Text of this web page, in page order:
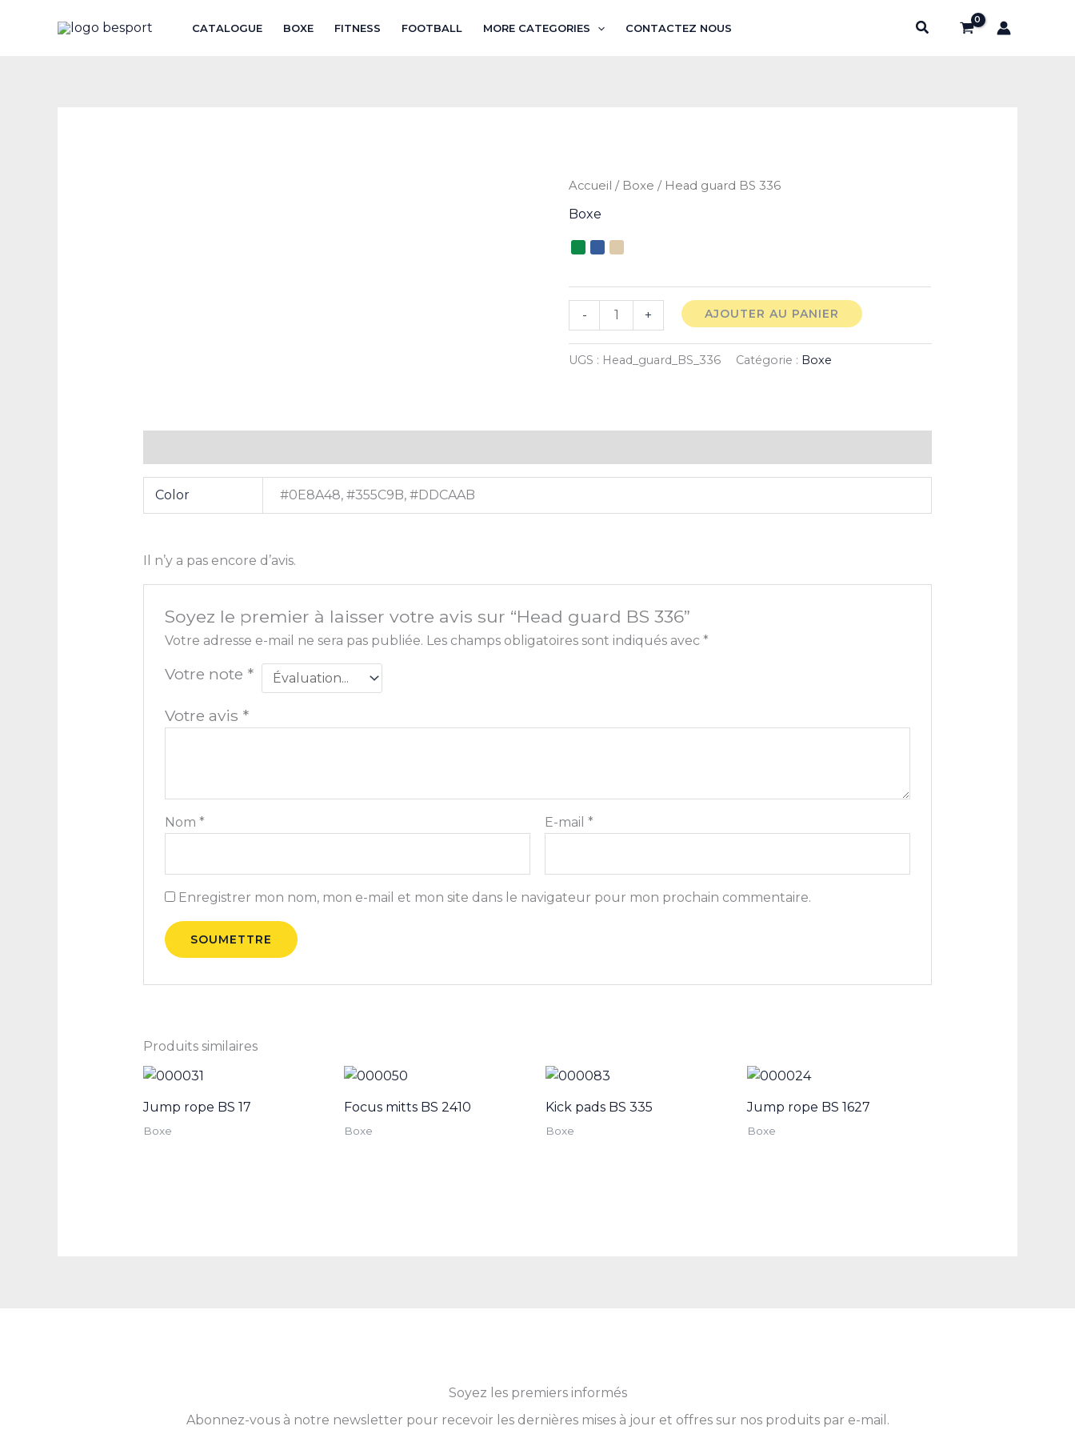
CATALOGUE BOXE FITNESS FOOTBALL MORE CATEGORIES CONTACTEZ NOUS Rechercher
Accueil / Boxe / Head guard BS 336
Boxe
-
quantité
de
336
+
AJOUTER AU PANIER
UGS : Head_guard_BS_336 Catégorie : Boxe
Color #0E8A48, #355C9B, #DDCAAB
Il n’y a pas encore d’avis.
Soyez le premier à laisser votre avis sur “Head guard BS 336”
Votre adresse e-mail ne sera pas publiée. Les champs obligatoires sont indiqués avec*
Votre note *
Votre avis *
Nom* E-mail*
Enregistrer mon nom, mon e-mail et mon site dans le navigateur pour mon prochain commentaire.
Produits similaires
Jump rope BS 17
Boxe
Focus mitts BS 2410
Boxe
Kick pads BS 335
Boxe
Jump rope BS 1627
Boxe
Soyez les premiers informés
Abonnez-vous à notre newsletter pour recevoir les dernières mises à jour et offres sur nos produits par e-mail.